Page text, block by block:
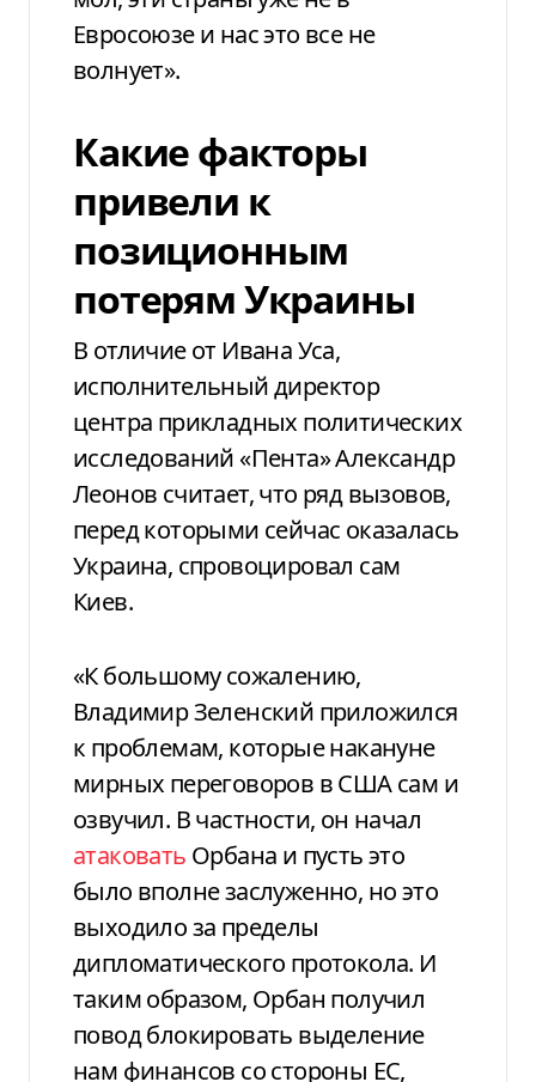
Евросоюзе и нас это все не
волнует».
Какие факторы
привели к
позиционным
потерям Украины
В отличие от Ивана Уса,
исполнительный директор
центра прикладных политических
исследований «Пента» Александр
Леонов считает, что ряд вызовов,
перед которыми сейчас оказалась
Украина, спровоцировал сам
Киев.
«К большому сожалению,
Владимир Зеленский приложился
к проблемам, которые накануне
мирных переговоров в США сам и
озвучил. В частности, он начал
атаковать Орбана и пусть это
было вполне заслуженно, но это
выходило за пределы
дипломатического протокола. И
таким образом, Орбан получил
повод блокировать выделение
нам финансов со стороны ЕС,